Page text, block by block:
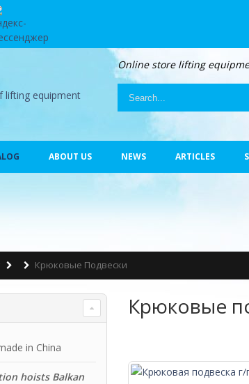
Online store lifting
ABOUT US NEWS ARTICLES
Крюковые Подвески
in China
hoists Balkan
Крюковые